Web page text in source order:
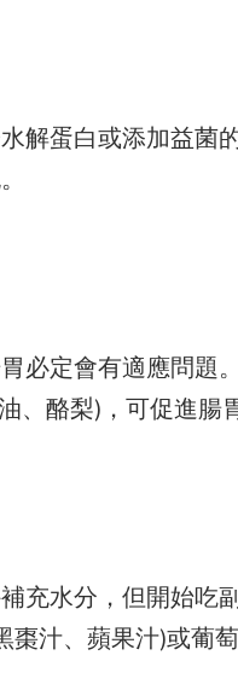
解蛋白或添加益菌
必定會有適應問題
、酪梨)，可促進腸
充水分，但開始吃
汁、蘋果汁)或葡萄